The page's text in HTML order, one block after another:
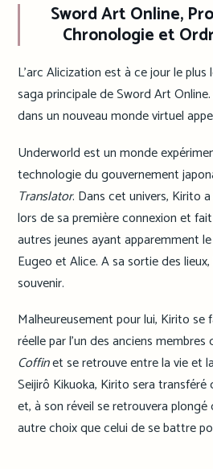
Sword Art Online,
Chronologie et
L’arc Alicization est à ce jour le
saga principale de Sword Art
dans un nouveau monde virtuel
Underworld est un monde
technologie du gouvernement
Translator. Dans cet univers, Kirito
lors de sa première connexion et
autres jeunes ayant apparemment
Eugeo et Alice. A sa sortie des lieux,
souvenir.
Malheureusement pour lui, Kirito
réelle par l’un des anciens membres
Coffinet se retrouve entre la vie et
Seijirô Kikuoka, Kirito sera transféré
et, à son réveil se retrouvera plongé
autre choix que celui de se battre